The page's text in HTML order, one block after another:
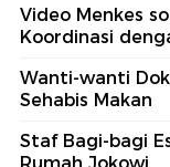
Video Menkes
Koordinasi
Wanti-wanti
Sehabis Makan
Staf Bagi-bagi